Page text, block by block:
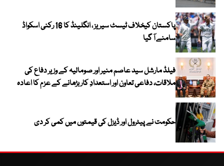
پاکستان کیخلاف ٹیسٹ سیریز ، انگلینڈ کا 16 رکنی اسکواڈ
سامنے آ گیا
فیلڈ مارشل سید عاصم منیر اور صومالیہ کے وزیر دفاع کی
ملاقات، دفاعی تعاون اور استعدادِ کار بڑھانے کے عزم کا اعادہ
حکومت نے پیٹرول اور ڈیزل کی قیمتوں میں کمی کر دی